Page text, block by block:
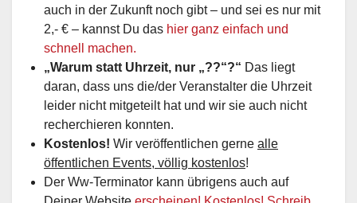
auch in der Zukunft noch gibt – und sei es nur mit
2,- € – kannst Du das hier ganz einfach und
schnell machen.
„Warum statt Uhrzeit, nur „??“?“ Das liegt
daran, dass uns die/der Veranstalter die Uhrzeit
leider nicht mitgeteilt hat und wir sie auch nicht
recherchieren konnten.
Kostenlos! Wir veröffentlichen gerne alle
öffentlichen Events, völlig kostenlos!
Der Ww-Terminator kann übrigens auch auf